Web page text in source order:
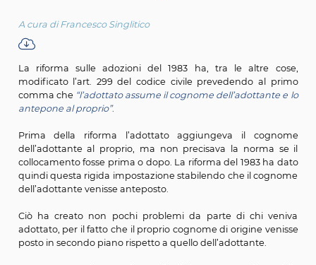
marzo 2022, n. 608 e alle sentenze
Corte Costituzionale n. 131 del 31
2022 e n. 135 del 4 luglio 2023
A cura di Francesco Singlitico
La riforma sulle adozioni del 1983 ha, tra le
modificato l’art. 299 del codice civile prevedendo
comma che“l’adottato assume il cognome
antepone al proprio” .
Prima della riforma l’adottato aggiungeva il